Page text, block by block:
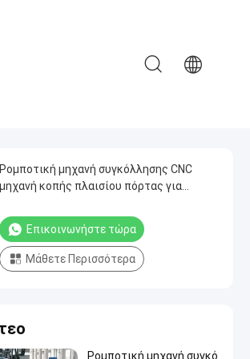
Ρομποτική μηχανή συγκόλλησης CNC
μηχανή κοπής πλαισίου πόρτας για
Επικοινωνήστε τώρα
Μάθετε Περισσότερα
Ρομποτική μηχανή συγκό